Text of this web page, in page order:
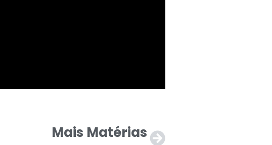
Mais Matérias